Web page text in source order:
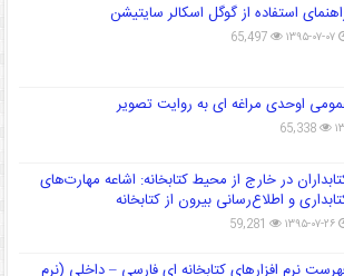
استفاده از گوگل اسکالر سایتیشن
۱۳۹۵-۰۷-۰۷ 65,497
اوحدی مراغه ای به روایت تصویر
65,338
در خارج از محیط کتابخانه: اشاعه مهارت‌های
و اطلاع‌رسانی بیرون از کتابخانه
۱۳۹۵-۰۷-۲۶ 59,281
نرم افزارهای کتابخانه ای فارسی – داخلی (نرم